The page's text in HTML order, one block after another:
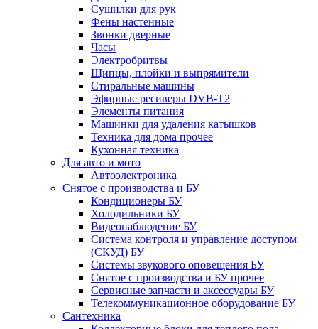
Сушилки для рук
Фены настенные
Звонки дверные
Часы
Электробритвы
Щипцы, плойки и выпрямители
Стиральные машины
Эфирные ресиверы DVB-T2
Элементы питания
Машинки для удаления катышков
Техника для дома прочее
Кухонная техника
Для авто и мото
Автоэлектроника
Снятое с производства и БУ
Кондиционеры БУ
Холодильники БУ
Видеонаблюдение БУ
Система контроля и управление доступом
(СКУД) БУ
Системы звукового оповещения БУ
Снятое с производства и БУ прочее
Сервисные запчасти и аксессуары БУ
Телекоммуникационное оборудование БУ
Сантехника